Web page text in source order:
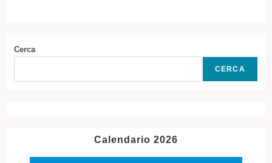
Cerca
CERCA
Calendario 2026